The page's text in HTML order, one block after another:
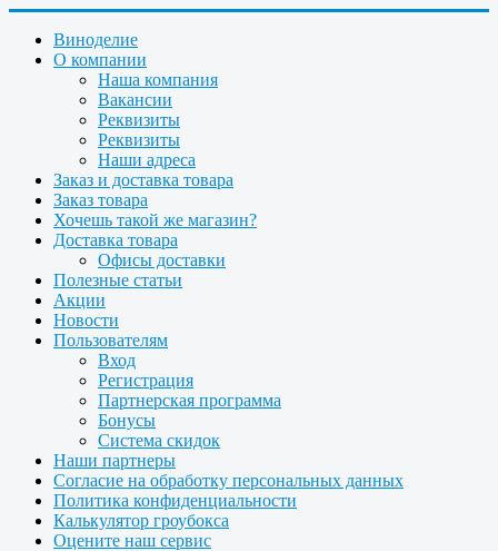
Виноделие
О компании
Наша компания
Вакансии
Реквизиты
Реквизиты
Наши адреса
Заказ и доставка товара
Заказ товара
Хочешь такой же магазин?
Доставка товара
Офисы доставки
Полезные статьи
Акции
Новости
Пользователям
Вход
Регистрация
Партнерская программа
Бонусы
Система скидок
Наши партнеры
Согласие на обработку персональных данных
Политика конфиденциальности
Калькулятор гроубокса
Оцените наш сервис